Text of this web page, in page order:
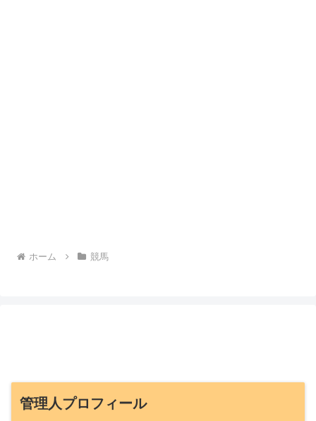
ホーム 競馬
管理人プロフィール